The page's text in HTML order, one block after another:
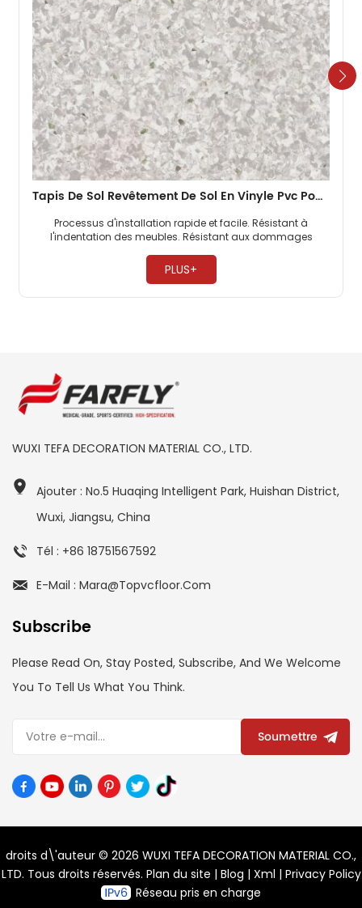
Tapis De Sol Revêtement De Sol En Vinyle Pvc Pour Entrepôt
Processus d'installation rapide et facile. Résistant à
l'indentation des meubles. Résistant aux dommages
PLUS+
WUXI TEFA DECORATION MATERIAL CO., LTD.
Ajouter : No.5 Huaqing Intelligent Park, Huishan District,
Wuxi, Jiangsu, China
Tél : +86 18751567592
E-Mail : Mara@topvcfloor.com
Subscribe
Please Read On, Stay Posted, Subscribe, And We Welcome
You To Tell Us What You Think.
Soumettre
droits d\'auteur © 2026 WUXI TEFA DECORATION MATERIAL CO.,
LTD. Tous droits réservés. Plan du site | Blog | Xml | Privacy Policy
Réseau pris en charge